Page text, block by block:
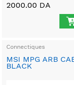
2000.00 DA
Connectiques
MSI MPG ARB
BLACK